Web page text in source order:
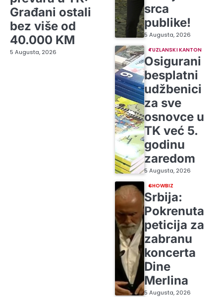
Građani ostali
bez više od
40.000 KM
5 Augusta, 2026
srca
publike!
5 Augusta, 2026
TUZLANSKI KANTON
Osigurani
besplatni
udžbenici
za sve
osnovce u
TK već 5.
godinu
zaredom
5 Augusta, 2026
SHOWBIZ
Srbija:
Pokrenuta
peticija za
zabranu
koncerta
Dine
Merlina
5 Augusta, 2026